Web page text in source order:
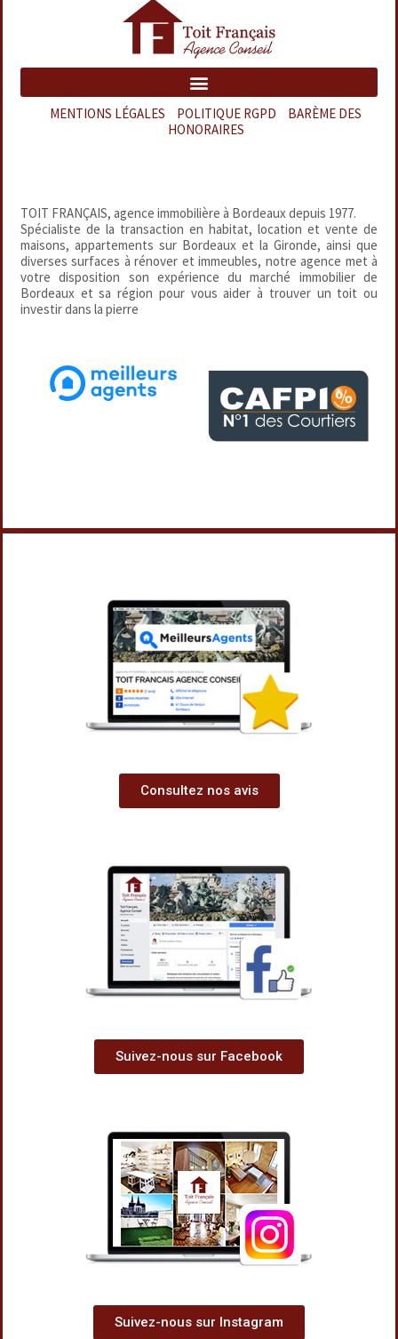
MENTIONS LÉGALES POLITIQUE RGPD
BARÈME DES
HONORAIRES
TOIT FRANÇAIS, agence immobilière à Bordeaux depuis 1977.
Spécialiste de la transaction en habitat, location et vente de
maisons, appartements sur Bordeaux et la Gironde, ainsi que
diverses surfaces à rénover et immeubles, notre agence met à
votre disposition son expérience du marché immobilier de
Bordeaux et sa région pour vous aider à trouver un toit ou
investir dans la pierre
Consultez nos avis
Suivez-nous sur Facebook
Suivez-nous sur Instagram